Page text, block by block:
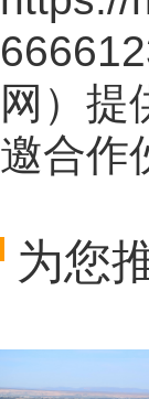
网 ）提
邀合作
为您